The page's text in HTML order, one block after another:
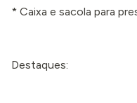
* Caixa e sacola para
Destaques: